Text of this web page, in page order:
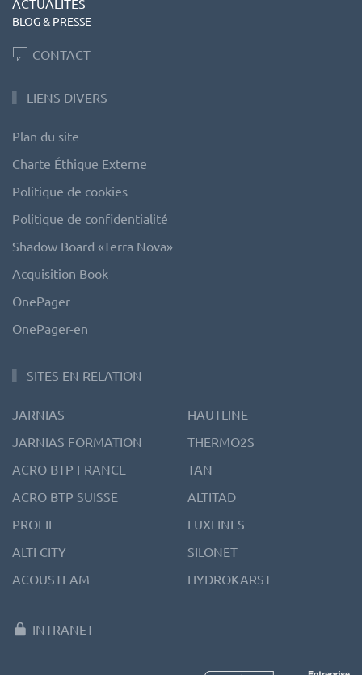
BLOG & PRESSE
CONTACT
LIENS DIVERS
Plan du site
Charte Éthique Externe
Politique de cookies
Politique de confidentialité
Shadow Board «Terra Nova»
Acquisition Book
OnePager
OnePager-en
SITES EN RELATION
JARNIAS
JARNIAS FORMATION
ACRO BTP FRANCE
ACRO BTP SUISSE
PROFIL
ALTI CITY
ACOUSTEAM
HAUTLINE
THERMO2S
TAN
ALTITAD
LUXLINES
SILONET
HYDROKARST
INTRANET